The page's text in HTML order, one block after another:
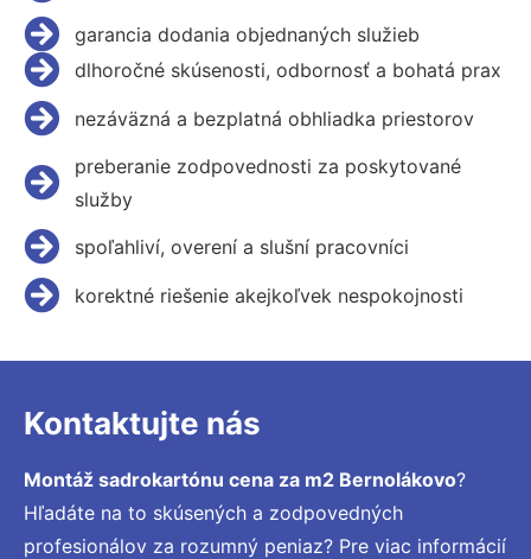
garancia dodania objednaných služieb
dlhoročné skúsenosti, odbornosť a bohatá prax
nezáväzná a bezplatná obhliadka priestorov
preberanie zodpovednosti za poskytované
služby
spoľahliví, overení a slušní pracovníci
korektné riešenie akejkoľvek nespokojnosti
Kontaktujte nás
Montáž sadrokartónu cena za m2 Bernolákovo?
Hľadáte na to skúsených a zodpovedných
profesionálov za rozumný peniaz? Pre viac informácií